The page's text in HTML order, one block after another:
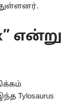
என்று
Tylosaurus